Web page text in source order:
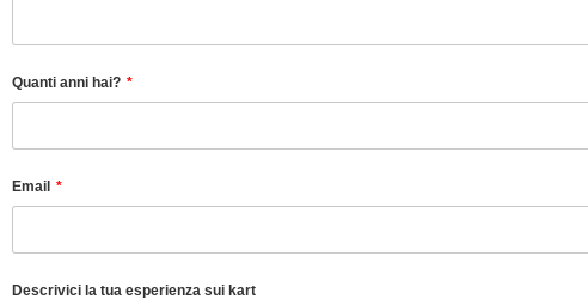
Quanti anni hai?
Email
Descrivici la tua esperienza sui kart